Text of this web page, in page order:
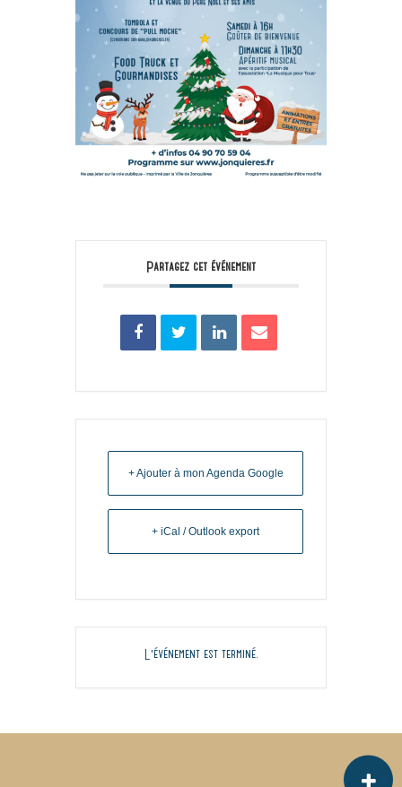
Partagez cet événement
+ Ajouter à mon Agenda Google
+ iCal / Outlook export
L'événement est terminé.